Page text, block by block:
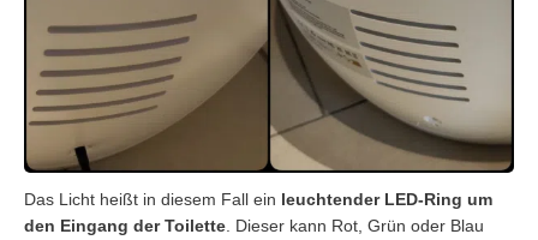
Das Licht heißt in diesem Fall ein leuchtender LED-Ring um
den Eingang der Toilette . Dieser kann Rot, Grün oder Blau